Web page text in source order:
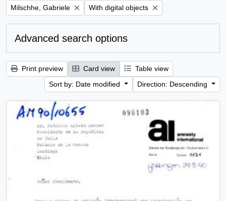
Remove filter:
Milschhe, Gabriele Remove filter:
With digital objects
Advanced search options
Print preview Card view
Table view
Sort by: Date modified
Direction: Descending